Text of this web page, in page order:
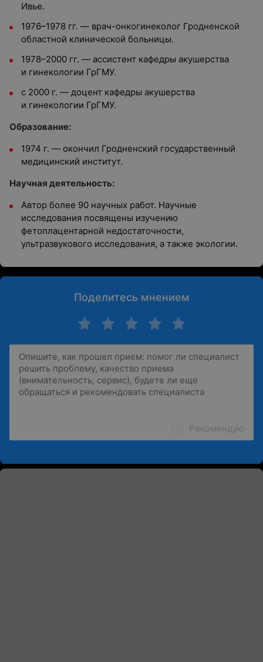
Ивье.
1976–1978 гг. — врач-онкогинеколог Гродненской
областной клинической больницы.
1978–2000 гг. — ассистент кафедры акушерства
и гинекологии ГрГМУ.
с 2000 г. — доцент кафедры акушерства
и гинекологии ГрГМУ.
Образование:
1974 г. — окончил Гродненский государственный
медицинский институт.
Научная деятельность:
Автор более 90 научных работ. Научные
исследования посвящены изучению
фетоплацентарной недостаточности,
ультразвукового исследования, а также экологии.
Поделитесь мнением
Рекомендую